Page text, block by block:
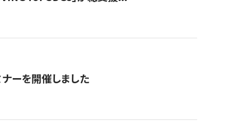
ーを開催しました